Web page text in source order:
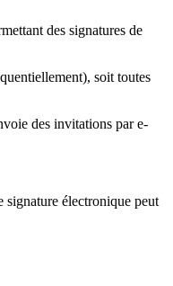
des signatures de
soit toutes
des invitations par e-
signature électronique peut